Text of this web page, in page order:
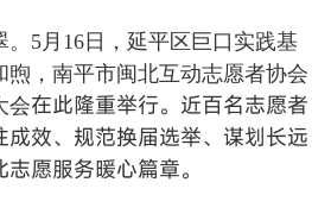
5月16日，延平区巨口实践基
煦，南平市闽北互动志愿者协会
会在此隆重举行。近百名志愿者
成效、规范换届选举、谋划长远
愿服务暖心篇章。